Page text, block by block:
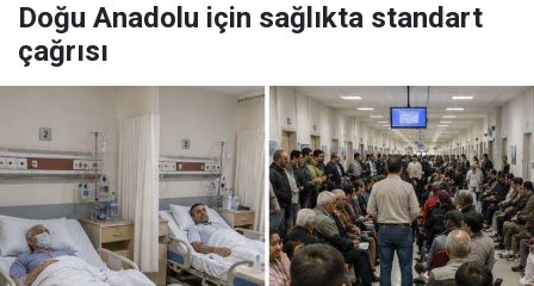
Doğu Anadolu için sağlıkta standart
çağrısı